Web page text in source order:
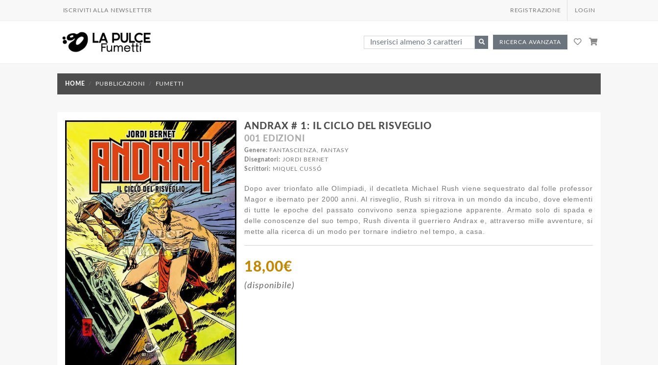
ISCRIVITI ALLA NEWSLETTER REGISTRAZIONE LOGIN
RICERCA AVANZATA
HOME PUBBLICAZIONI FUMETTI
ANDRAX # 1: IL CICLO DEL RISVEGLIO
001 EDIZIONI
Genere: FANTASCIENZA, FANTASY
Disegnatori: JORDI BERNET
Scrittori: MIQUEL CUSSÓ
Dopo aver trionfato alle Olimpiadi, il decatleta Michael Rush viene sequestrato dal folle professor
Magor e ibernato per 2000 anni. Al risveglio, Rush si ritrova in un mondo da incubo, dove elementi
di tutte le epoche del passato convivono senza spiegazione apparente. Armato solo di spada e
delle conoscenze del suo tempo, Rush diventa il guerriero Andrax e, attraverso mille avventure, si
mette alla ricerca di un modo per tornare indietro nel tempo, a casa.
18,00€
(disponibile)